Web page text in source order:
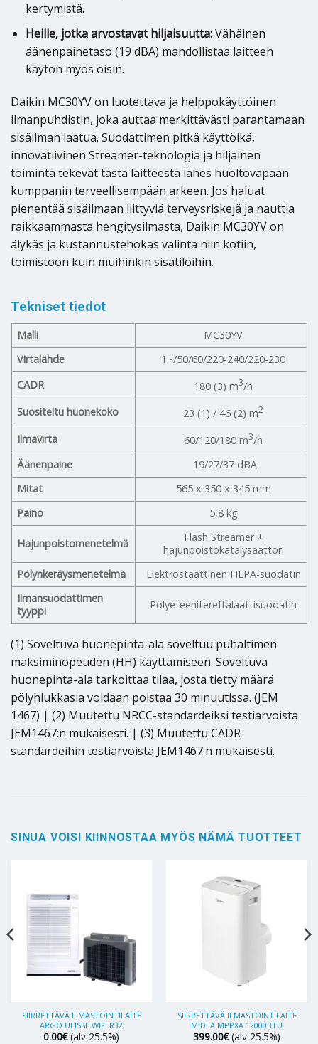
kertymistä.
Heille, jotka arvostavat hiljaisuutta:Vähäinen
äänenpainetaso (19 dBA) mahdollistaa laitteen
käytön myös öisin.
Daikin MC30YV on luotettava ja helppokäyttöinen
ilmanpuhdistin, joka auttaa merkittävästi parantamaan
sisäilman laatua. Suodattimen pitkä käyttöikä,
innovatiivinen Streamer-teknologia ja hiljainen
toiminta tekevät tästä laitteesta lähes huoltovapaan
kumppanin terveellisempään arkeen. Jos haluat
pienentää sisäilmaan liittyviä terveysriskejä ja nauttia
raikkaammasta hengitysilmasta, Daikin MC30YV on
älykäs ja kustannustehokas valinta niin kotiin,
toimistoon kuin muihinkin sisätiloihin.
Tekniset tiedot
Malli
MC30YV
Virtalähde
1~/50/60/220-240/220-230
CADR
180 (3) m3/h
Suositeltu huonekoko
23 (1) / 46 (2) m2
Ilmavirta 60/120/180 m3/h
Äänenpaine
19/27/37 dBA
Mitat
565 x 350 x 345 mm
Paino
5,8 kg
Hajunpoistomenetelmä
Flash Streamer +
hajunpoistokatalysaattori
Pölynkeräysmenetelmä
Elektrostaattinen HEPA-suodatin
Ilmansuodattimen
tyyppi
Polyeteenitereftalaattisuodatin
(1) Soveltuva huonepinta-ala soveltuu puhaltimen
maksiminopeuden (HH) käyttämiseen. Soveltuva
huonepinta-ala tarkoittaa tilaa, josta tietty määrä
pölyhiukkasia voidaan poistaa 30 minuutissa. (JEM
1467) | (2) Muutettu NRCC-standardeiksi testiarvoista
JEM1467:n mukaisesti. | (3) Muutettu CADR-
standardeihin testiarvoista JEM1467:n mukaisesti.
SINUA VOISI KIINNOSTAA MYÖS NÄMÄ TUOTTEET
SIIRRETTÄVÄ ILMASTOINTILAITE
ARGO ULISSE WIFI R32
0.00€ (alv 25.5%)
SIIRRETTÄVÄ ILMASTOINTILAITE
MIDEA MPPXA 12000BTU
399.00€ (alv 25.5%)